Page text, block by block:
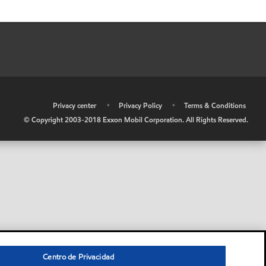
Privacy center • Privacy Policy •
Terms & Conditions
© Copyright 2003-2018 Exxon Mobil Corporation. All Rights Reserved.
Centro de Privacidad